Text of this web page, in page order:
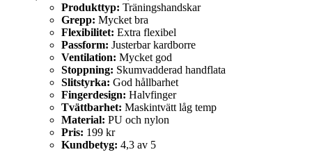
Produkttyp: Träningshandskar
Grepp: Mycket bra
Flexibilitet: Extra flexibel
Passform: Justerbar kardborre
Ventilation: Mycket god
Stoppning: Skumvadderad handflata
Slitstyrka: God hållbarhet
Fingerdesign: Halvfinger
Tvättbarhet: Maskintvätt låg temp
Material: PU och nylon
Pris: 199 kr
Kundbetyg: 4,3 av 5